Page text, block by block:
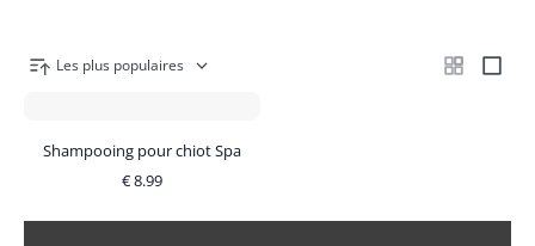
Les plus populaires
Shampooing pour chiot Spa
€8.99